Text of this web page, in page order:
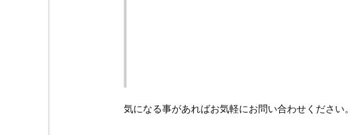
気になる事があればお気軽にお問い合わせください。